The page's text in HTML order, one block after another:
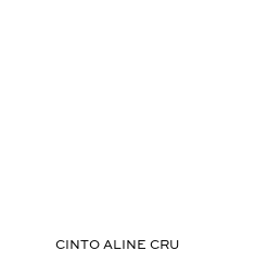
CINTO ALINE CRU